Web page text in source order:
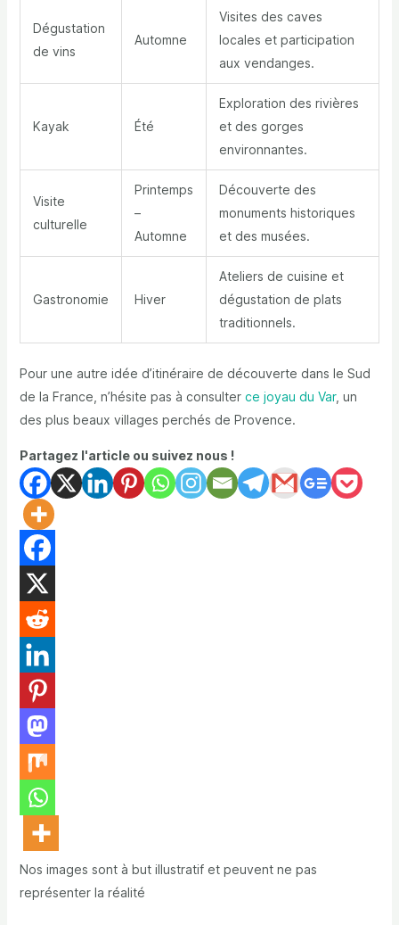
Dégustation
de vins
Automne
Visites des caves
locales et participation
aux vendanges.
Kayak Été
Exploration des rivières
et des gorges
environnantes.
Visite
culturelle
Printemps
–
Automne
Découverte des
monuments historiques
et des musées.
Gastronomie Hiver
Ateliers de cuisine et
dégustation de plats
traditionnels.
Pour une autre idée d’itinéraire de découverte dans le Sud
de la France, n’hésite pas à consulter ce joyau du Var, un
des plus beaux villages perchés de Provence.
Partagez l'article ou suivez nous !
Nos images sont à but illustratif et peuvent ne pas
représenter la réalité